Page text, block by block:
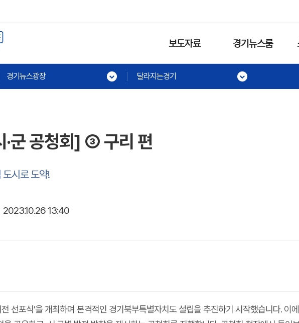
보도자료 경기뉴스룸
경기뉴스광장 달라지는경기
·군 공청회] ③ 구리 편
시로 도약!
2023.10.26 13:40
선포식’을 개최하며 본격적인 경기북부특별자치도 설립을 추진하기 시작했습니다. 이